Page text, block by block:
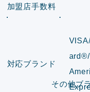
対応ブランド
加盟店手数料
ard®/
その他ブ